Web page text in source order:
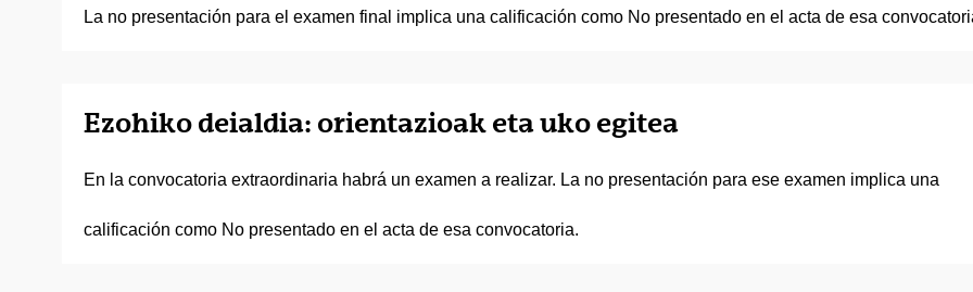
La no presentación para el examen final implica una calificación como No presentado en el acta de esa
Ezohiko deialdia: orientazioak eta uko egitea
En la convocatoria extraordinaria habrá un examen a realizar. La no presentación para ese examen implica una
calificación como No presentado en el acta de esa convocatoria.